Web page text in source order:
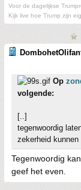
Voor de dagelijkse
Kijk live hoe Trump zijn
Op
volgende:
[..]
tegenwoordig
zekerheid
Tegenwoordig
geef het even.